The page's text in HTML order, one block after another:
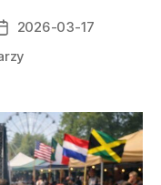
Data2026-03-17
cannabis
i
festiwale
marihuany,